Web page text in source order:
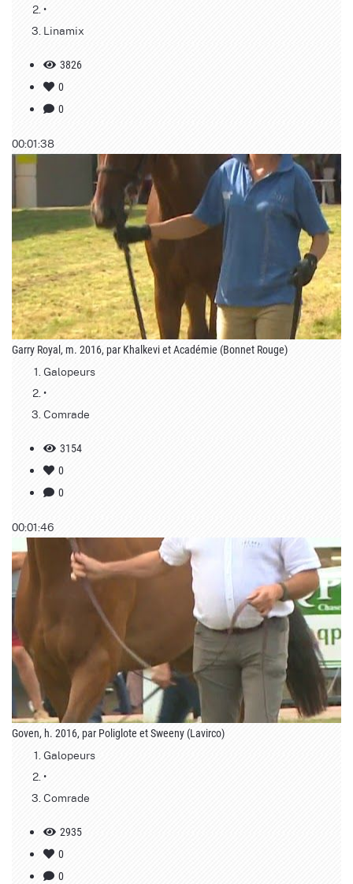
•
Linamix
3826
0
0
00:01:38
Garry Royal, m. 2016, par Khalkevi et Académie (Bonnet Rouge)
Galopeurs
•
Comrade
3154
0
0
00:01:46
Goven, h. 2016, par Poliglote et Sweeny (Lavirco)
Galopeurs
•
Comrade
2935
0
0